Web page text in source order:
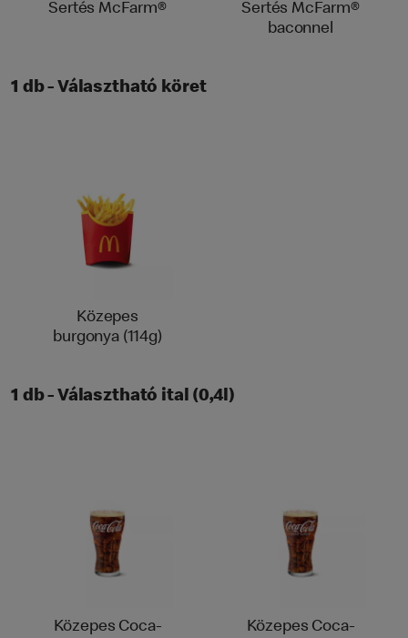
Sertés McFarm®
Sertés McFarm®
baconnel
1 db - Választható köret
Közepes
burgonya (114g)
1 db - Választható ital (0,4l)
Közepes Coca-
Közepes Coca-